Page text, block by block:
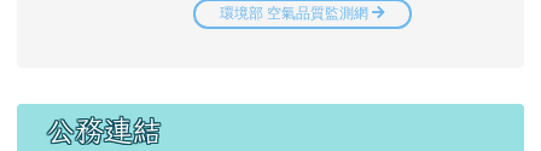
右邊區域內容
公務連結